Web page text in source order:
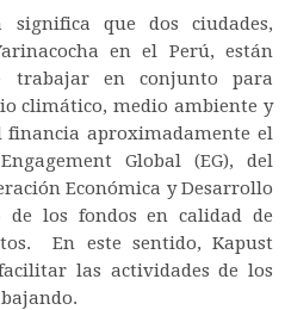
significa que dos ciudades,
en el Perú, están
trabajar en conjunto para
climático, medio ambiente y
financia aproximadamente el
Global (EG), del
Económica y Desarrollo
de los fondos en calidad de
En este sentido, Kapust
las actividades de los